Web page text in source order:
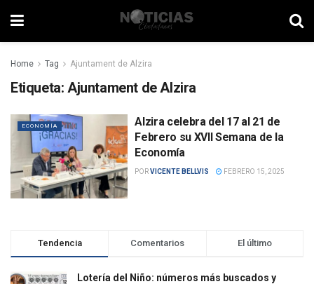
Home Tag Ajuntament de Alzira
Etiqueta: Ajuntament de Alzira
ECONOMÍA
Alzira celebra del 17 al 21 de
Febrero su XVII Semana de la
Economía
PORVICENTE BELLVIS FEBRERO 15, 2025
Tendencia Comentarios El último
Lotería del Niño: números más buscados y